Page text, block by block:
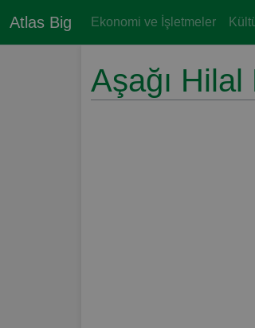
Atlas Big Ekonomi ve İşletmeler
Aşağı